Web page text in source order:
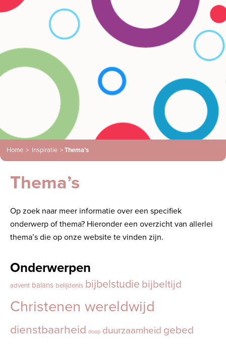
Home > Inspiratie >Thema’s
Thema’s
Op zoek naar meer informatie over een specifiek
onderwerp of thema? Hieronder een overzicht van allerlei
thema’s die op onze website te vinden zijn.
Onderwerpen
advent balans belijdenis bijbelstudie bijbeltijd
Christenen wereldwijd
dienstbaarheid doop duurzaamheid gebed